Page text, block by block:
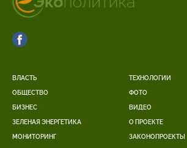
ВЛАСТЬ
ОБЩЕСТВО
БИЗНЕС
ЗЕЛЕНАЯ ЭНЕРГЕТИКА
МОНИТОРИНГ
ТЕХНОЛОГИИ
ФОТО
ВИДЕО
О ПРОЕКТЕ
ЗАКОНОПРОЕКТЫ